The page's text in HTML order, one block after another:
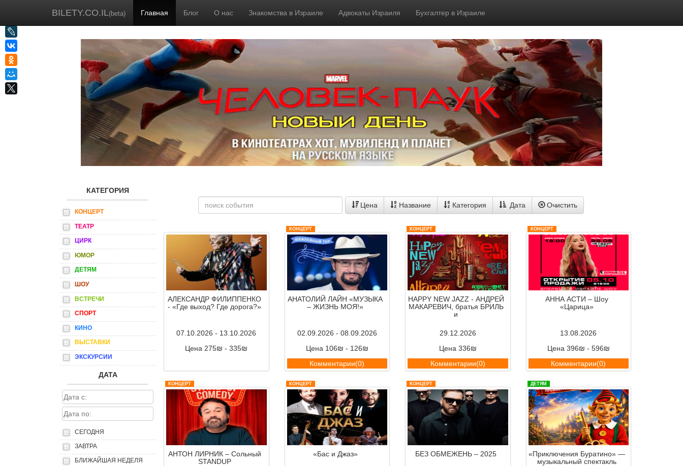
BILETY.CO.IL(beta) Главная Блог О нас Знакомства в Израиле Адвокаты Израиля Бухгалтер в Израиле
КАТЕГОРИЯ
КОНЦЕРТ
ТЕАТР
ЦИРК
ЮМОР
ДЕТЯМ
ШОУ
ВСТРЕЧИ
СПОРТ
КИНО
ВЫСТАВКИ
ЭКСКУРСИИ
ДАТА
СЕГОДНЯ
ЗАВТРА
БЛИЖАЙШАЯ НЕДЕЛЯ
Цена Название Категория Дата Очистить
АЛЕКСАНДР ФИЛИППЕНКО
- «Где выход? Где дорога?»
07.10.2026 - 13.10.2026
Цена 275₪ - 335₪
КОНЦЕРТ
АНАТОЛИЙ ЛАЙН «МУЗЫКА
– ЖИЗНЬ МОЯ!»
02.09.2026 - 08.09.2026
Цена 106₪ - 126₪
Комментарии(0)
КОНЦЕРТ
HAPPY NEW JAZZ - АНДРЕЙ
МАКАРЕВИЧ, братья БРИЛЬ
и
29.12.2026
Цена 336₪
Комментарии(0)
КОНЦЕРТ
АННА АСТИ – Шоу
«Царица»
13.08.2026
Цена 396₪ - 596₪
Комментарии(0)
КОНЦЕРТ
АНТОН ЛИРНИК – Сольный
STANDUP
КОНЦЕРТ
«Бас и Джаз»
КОНЦЕРТ
БЕЗ ОБМЕЖЕНЬ – 2025
ДЕТЯМ
«Приключения Буратино» —
музыкальный спектакль